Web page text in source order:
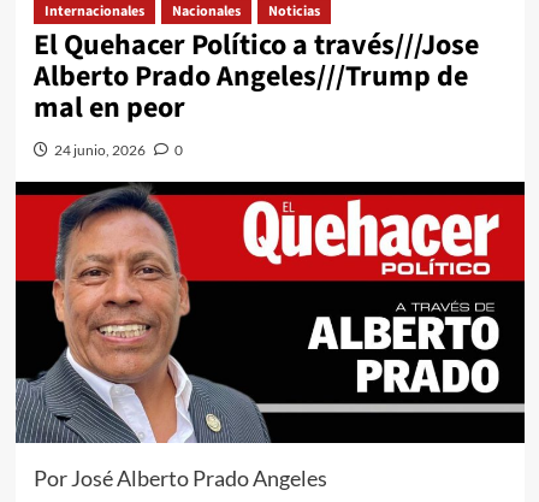
Internacionales Nacionales Noticias
El Quehacer Político a través///Jose
Alberto Prado Angeles///Trump de
mal en peor
24 junio, 2026 0
Por José Alberto Prado Angeles